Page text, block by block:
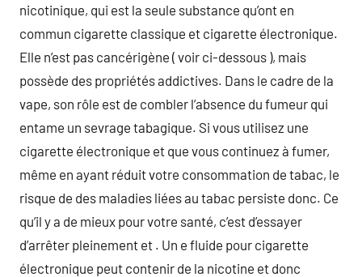
nicotinique, qui est la seule substance qu’ont en
commun cigarette classique et cigarette électronique.
Elle n’est pas cancérigène ( voir ci-dessous ), mais
possède des propriétés addictives. Dans le cadre de la
vape, son rôle est de combler l’absence du fumeur qui
entame un sevrage tabagique. Si vous utilisez une
cigarette électronique et que vous continuez à fumer,
même en ayant réduit votre consommation de tabac, le
risque de des maladies liées au tabac persiste donc. Ce
qu’il y a de mieux pour votre santé, c’est d’essayer
d’arrêter pleinement et . Un e fluide pour cigarette
électronique peut contenir de la nicotine et donc